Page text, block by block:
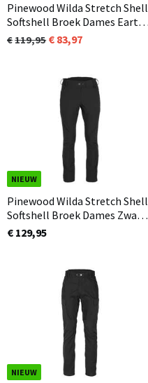
Pinewood Wilda Stretch Shell
Softshell Broek Dames Earth
Plum (815)
119,95 83,97
NIEUW
Pinewood Wilda Stretch Shell
Softshell Broek Dames Zwart
(400)
€ 129,95
NIEUW